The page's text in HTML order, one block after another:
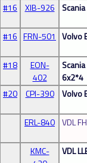
#16
XIB-926
#16 FRN-501 Volvo
#18
EON-
402
6x2*4
#20
CPI-390 Volvo
ERL-840 VDL
KMC-
VDL